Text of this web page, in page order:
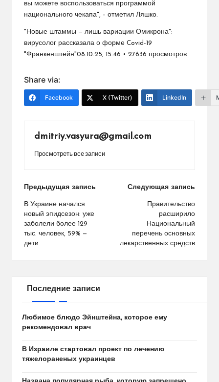
вы можете воспользоваться программой
национального чекапа", – отметил Ляшко.
"Новые штаммы — лишь вариации Омикрона":
вирусолог рассказала о форме Covid-19
"Франкенштейн"08.10.25, 15:46 • 27636 просмотров
Share via:
Facebook X (Twitter) LinkedIn
dmitriy.vasyura@gmail.com
Просмотреть все записи
Навигация
по
записям
Предыдущая запись
В Украине начался
новый эпидсезон: уже
заболели более 129
тыс. человек, 59% —
дети
Следующая запись
Правительство
расширило
Национальный
перечень основных
лекарственных средств
Последние записи
Любимое блюдо Эйнштейна, которое ему
рекомендовал врач
В Израиле стартовал проект по лечению
тяжелораненых украинцев